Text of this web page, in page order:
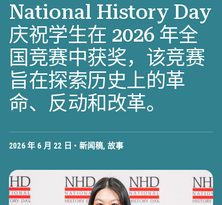
新闻与事件
关于 NHD ®
参与其中
National History Day
庆祝学生在 2026 年全
国竞赛中获奖，该竞赛
旨在探索历史上的革
命、反动和改革。
2026 年 6 月 22 日 • 新闻稿, 故事